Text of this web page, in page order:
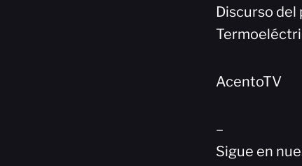
Discurso del
AcentoTV
–
Sigue en